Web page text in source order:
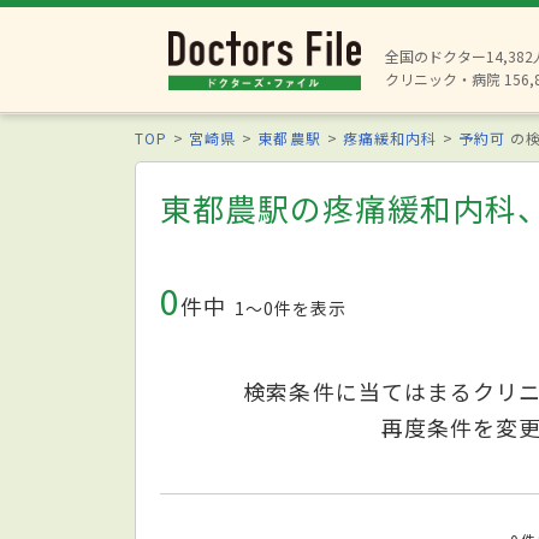
全国のドクター14,382
クリニック・病院
TOP 宮崎県 東都農駅 疼痛緩和内科 予約可 の
東都農駅の疼痛緩和内科
0件中 1〜0件を表示
検索条件に当てはまるクリ
再度条件を変